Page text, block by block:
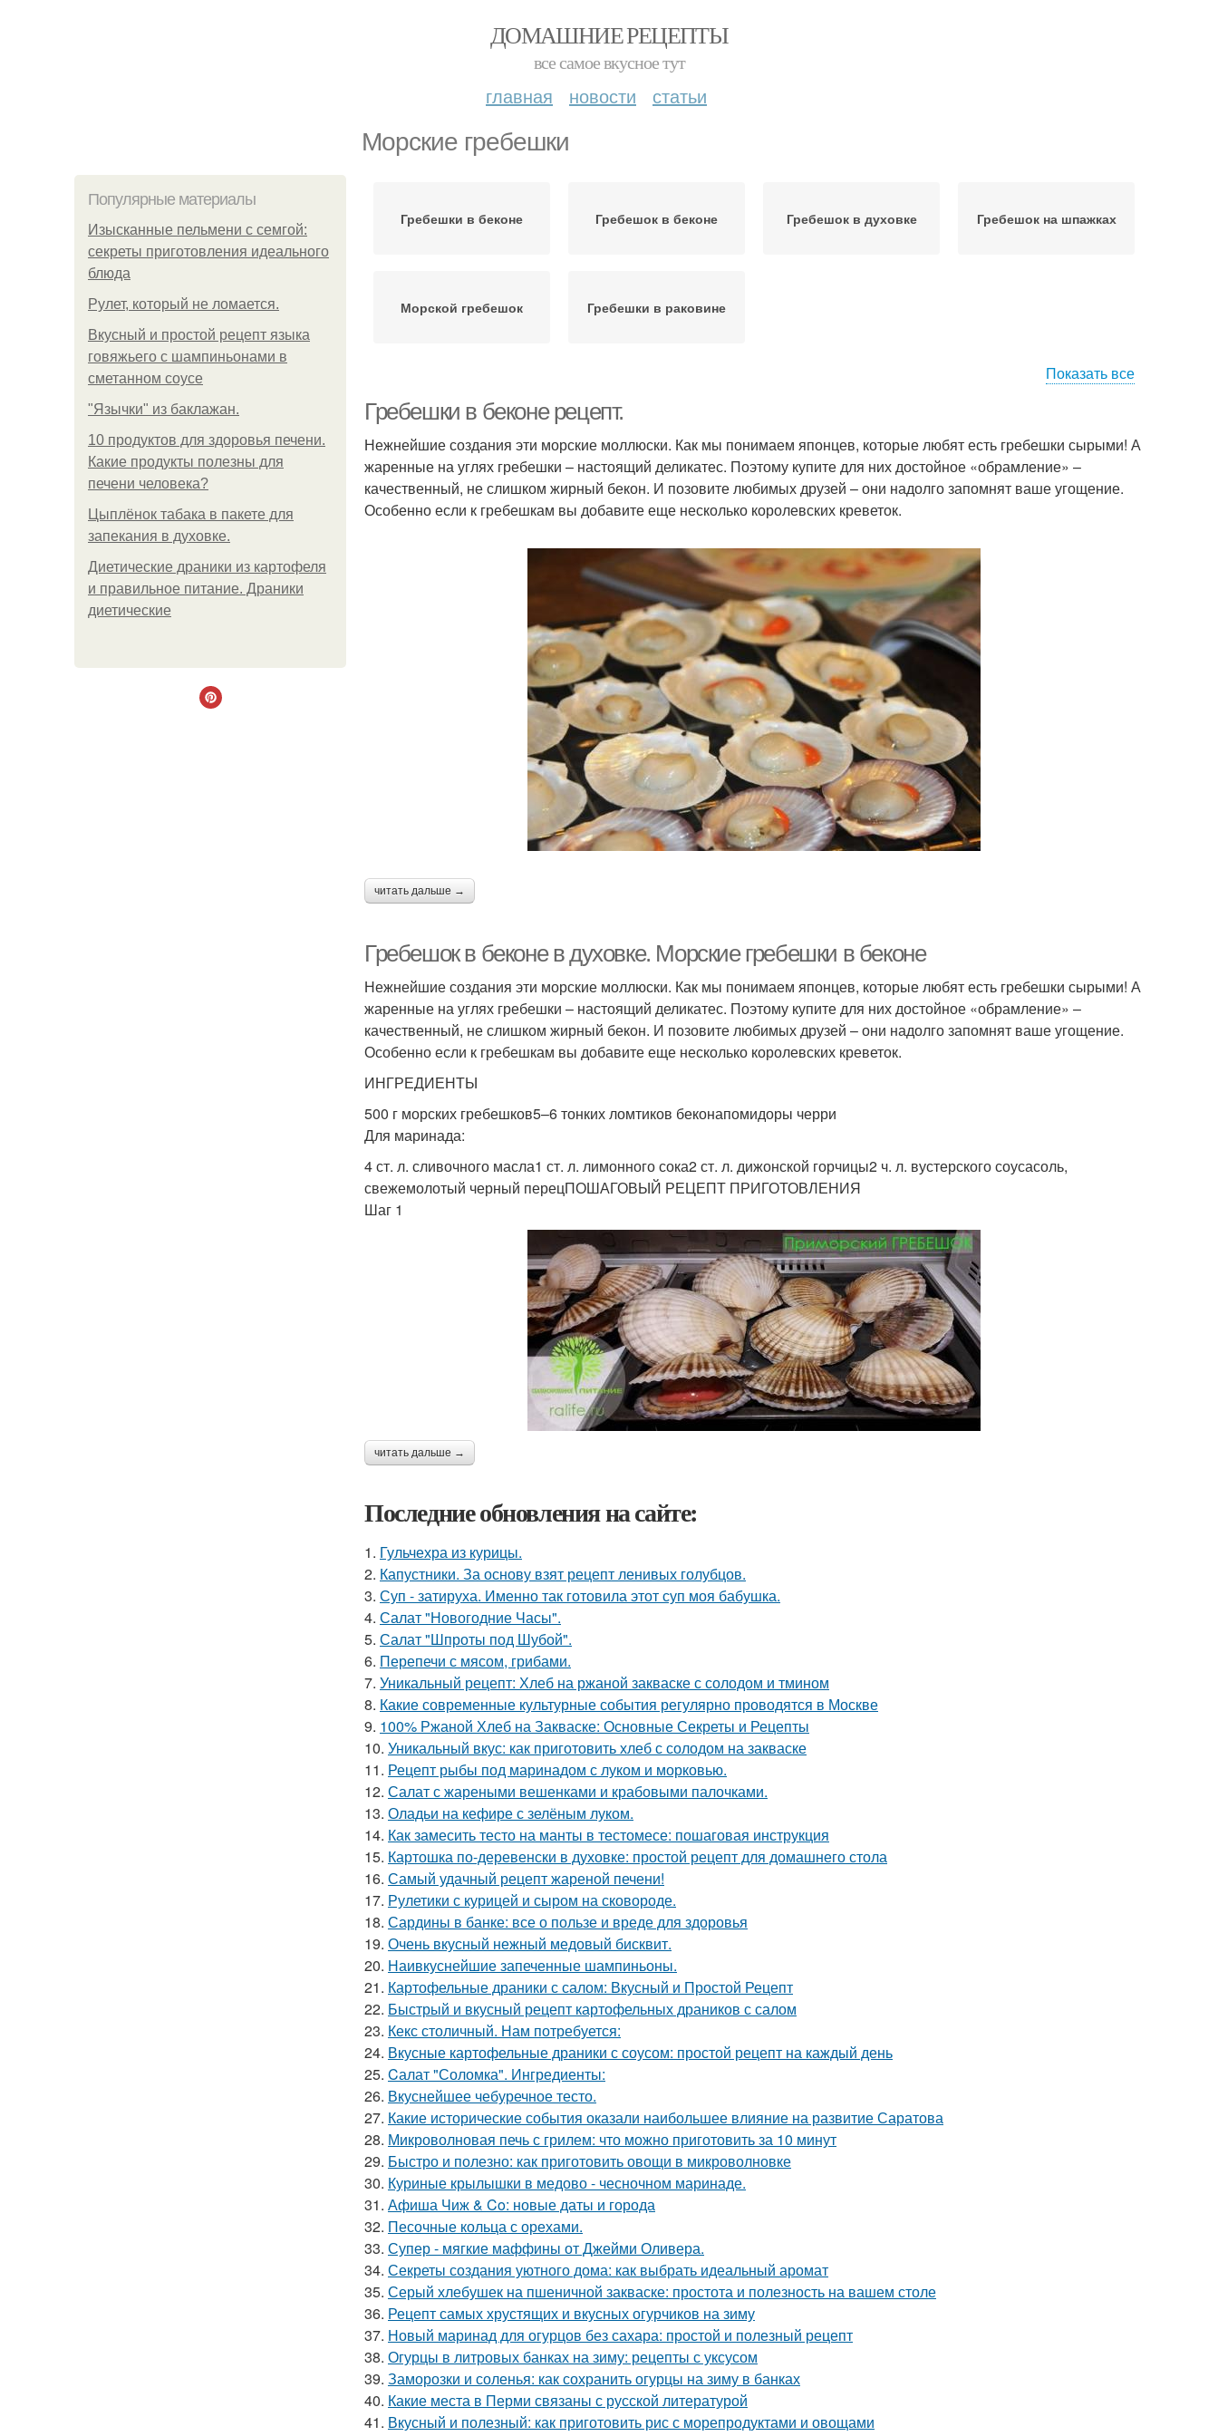
ДОМАШНИЕ РЕЦЕПТЫ
все самое вкусное тут
главная новости статьи
Морские гребешки
Популярные материалы
Изысканные пельмени с семгой:
секреты приготовления идеального
блюда
Рулет, который не ломается.
Вкусный и простой рецепт языка
говяжьего с шампиньонами в
сметанном соусе
"Язычки" из баклажан.
10 продуктов для здоровья печени.
Какие продукты полезны для
печени человека?
Цыплёнок табака в пакете для
запекания в духовке.
Диетические драники из картофеля
и правильное питание. Драники
диетические
Гребешки в беконе Гребешок в беконе Гребешок в духовке Гребешок на шпажках
Морской гребешок Гребешки в раковине
Показать все
Гребешки в беконе рецепт.
Нежнейшие создания эти морские моллюски. Как мы понимаем японцев, которые любят есть гребешки сырыми! А
жаренные на углях гребешки – настоящий деликатес. Поэтому купите для них достойное «обрамление» –
качественный, не слишком жирный бекон. И позовите любимых друзей – они надолго запомнят ваше угощение.
Особенно если к гребешкам вы добавите еще несколько королевских креветок.
читать дальше →
Гребешок в беконе в духовке. Морские гребешки в беконе
Нежнейшие создания эти морские моллюски. Как мы понимаем японцев, которые любят есть гребешки сырыми! А
жаренные на углях гребешки – настоящий деликатес. Поэтому купите для них достойное «обрамление» –
качественный, не слишком жирный бекон. И позовите любимых друзей – они надолго запомнят ваше угощение.
Особенно если к гребешкам вы добавите еще несколько королевских креветок.
ИНГРЕДИЕНТЫ
500 г морских гребешков5–6 тонких ломтиков беконапомидоры черри
Для маринада:
4 ст. л. сливочного масла1 ст. л. лимонного сока2 ст. л. дижонской горчицы2 ч. л. вустерского соусасоль,
свежемолотый черный перецПОШАГОВЫЙ РЕЦЕПТ ПРИГОТОВЛЕНИЯ
Шаг 1
читать дальше →
Последние обновления на сайте:
1. Гульчехра из курицы.
2. Капустники. За основу взят рецепт ленивых голубцов.
3. Суп - затируха. Именно так готовила этот суп моя бабушка.
4. Салат "Новогодние Часы".
5. Салат "Шпроты под Шубой".
6. Перепечи с мясом, грибами.
7. Уникальный рецепт: Хлеб на ржаной закваске с солодом и тмином
8. Какие современные культурные события регулярно проводятся в Москве
9. 100% Ржаной Хлеб на Закваске: Основные Секреты и Рецепты
10. Уникальный вкус: как приготовить хлеб с солодом на закваске
11. Рецепт рыбы под маринадом с луком и морковью.
12. Салат с жареными вешенками и крабовыми палочками.
13. Оладьи на кефире с зелёным луком.
14. Как замесить тесто на манты в тестомесе: пошаговая инструкция
15. Картошка по-деревенски в духовке: простой рецепт для домашнего стола
16. Самый удачный рецепт жареной печени!
17. Рулетики с курицей и сыром на сковороде.
18. Сардины в банке: все о пользе и вреде для здоровья
19. Очень вкусный нежный медовый бисквит.
20. Наивкуснейшие запеченные шампиньоны.
21. Картофельные драники с салом: Вкусный и Простой Рецепт
22. Быстрый и вкусный рецепт картофельных драников с салом
23. Кекс столичный. Нам потребуется:
24. Вкусные картофельные драники с соусом: простой рецепт на каждый день
25. Cалат "Соломка". Ингредиенты:
26. Вкуснейшее чебуречное тесто.
27. Какие исторические события оказали наибольшее влияние на развитие Саратова
28. Микроволновая печь с грилем: что можно приготовить за 10 минут
29. Быстро и полезно: как приготовить овощи в микроволновке
30. Куриные крылышки в медово - чесночном маринаде.
31. Афиша Чиж & Co: новые даты и города
32. Песочные кольца с орехами.
33. Супер - мягкие маффины от Джейми Оливера.
34. Секреты создания уютного дома: как выбрать идеальный аромат
35. Серый хлебушек на пшеничной закваске: простота и полезность на вашем столе
36. Рецепт самых хрустящих и вкусных огурчиков на зиму
37. Новый маринад для огурцов без сахара: простой и полезный рецепт
38. Огурцы в литровых банках на зиму: рецепты с уксусом
39. Заморозки и соленья: как сохранить огурцы на зиму в банках
40. Какие места в Перми связаны с русской литературой
41. Вкусный и полезный: как приготовить рис с морепродуктами и овощами